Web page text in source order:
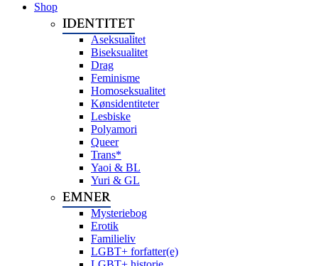
Shop
IDENTITET
Aseksualitet
Biseksualitet
Drag
Feminisme
Homoseksualitet
Kønsidentiteter
Lesbiske
Polyamori
Queer
Trans*
Yaoi & BL
Yuri & GL
EMNER
Mysteriebog
Erotik
Familieliv
LGBT+ forfatter(e)